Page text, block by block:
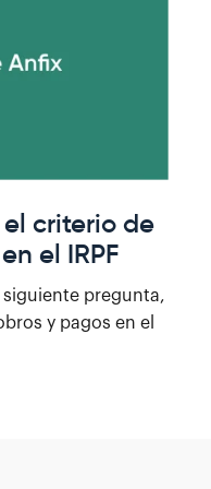
criterio de
el IRPF
pregunta,
y pagos en el